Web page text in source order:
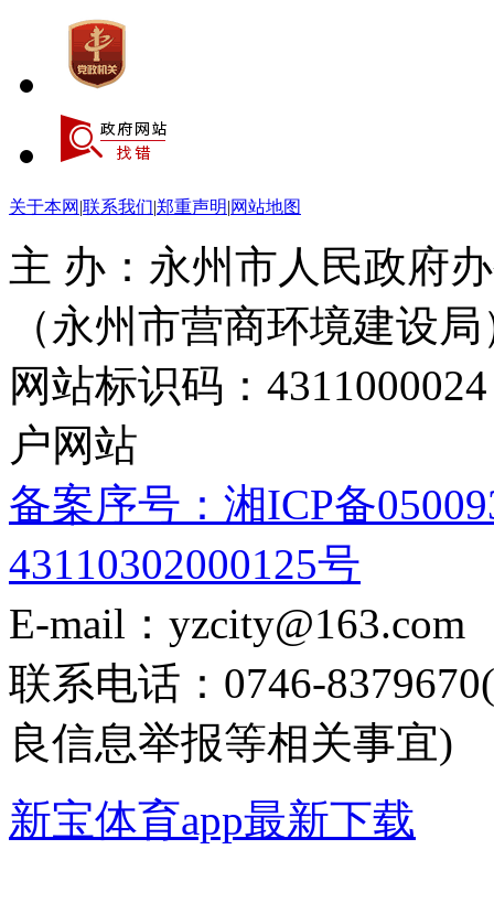
关于本网 |联系我们|郑重声明|网站地图
主 办：永州市人民政府
（永州市营商环境建设局
网站标识码：
户网站
备案序号：湘ICP备
43110302000125号
E-mail：yzcity@163.com
联系电话：0746-
良信息举报等相关事宜)
新宝体育app最新下载